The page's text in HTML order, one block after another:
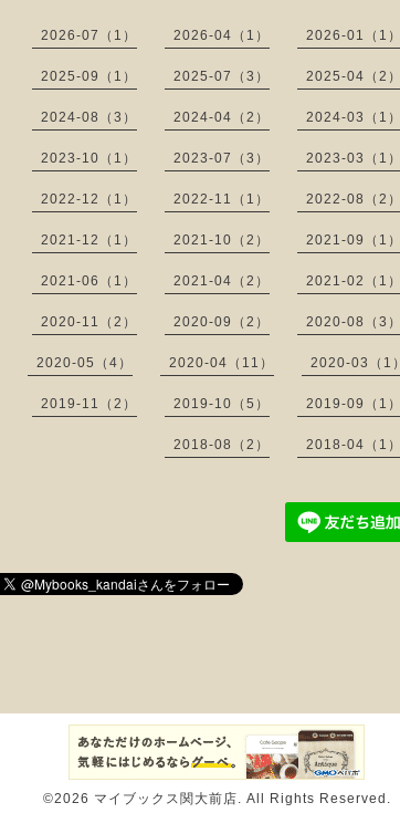
2026-07（1） 2026-04（1） 2026-01（1）
2025-09（1） 2025-07（3） 2025-04（2）
2024-08（3） 2024-04（2） 2024-03（1）
2023-10（1） 2023-07（3） 2023-03（1）
2022-12（1） 2022-11（1） 2022-08（2）
2021-12（1） 2021-10（2） 2021-09（1）
2021-06（1） 2021-04（2） 2021-02（1）
2020-11（2） 2020-09（2） 2020-08（3）
2020-05（4） 2020-04（11） 2020-03（1）
2019-11（2） 2019-10（5） 2019-09（1）
2018-08（2） 2018-04（1）
©2026 マイブックス関大前店. All Rights Reserved.